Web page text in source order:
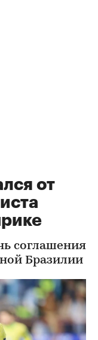
от
соглашения
Бразилии